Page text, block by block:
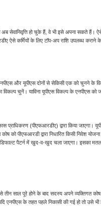
अब सेवानिवृत्ति हो चुके हैं, वे भी इसे अपना सकते हैं।
ऐसे कर्मियों के लिए टॉप-अप राशि उपलब्ध कराने
और यूपीएस दोनों से सेकिसी एक को चुनने के
विकल्प चुनें। याविना यूपीएस विकल्प के एनपीएस
(पीएफआरडीए) द्वारा किया जाएगा।
कोष को पीएफआरडीद्वारा निधारित किसी निवेश
डिफाल्ट पैटर्न में खुद-व-खुद चला जाएगा। इसका
तीन साल पूरे होने के बाद सदस्य अपने व्यक्तिगत
एनपीएस के तहत पहले निकासी की गई हो तो उसे भी